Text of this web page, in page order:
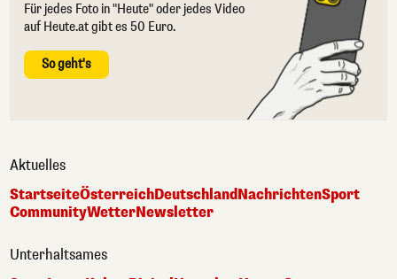
Für jedes Foto in "Heute" oder jedes Video
auf Heute.at gibt es 50 Euro.
So geht's
Aktuelles
StartseiteÖsterreichDeutschlandNachrichtenSport
CommunityWetterNewsletter
Unterhaltsames